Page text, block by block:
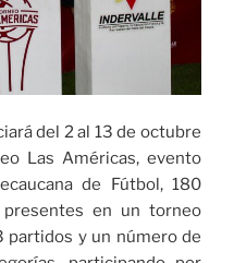
del 2 al 13 de octubre
Las Américas, evento
de Fútbol, 180
en un torneo
y un número de